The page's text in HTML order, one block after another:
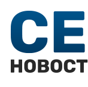
content